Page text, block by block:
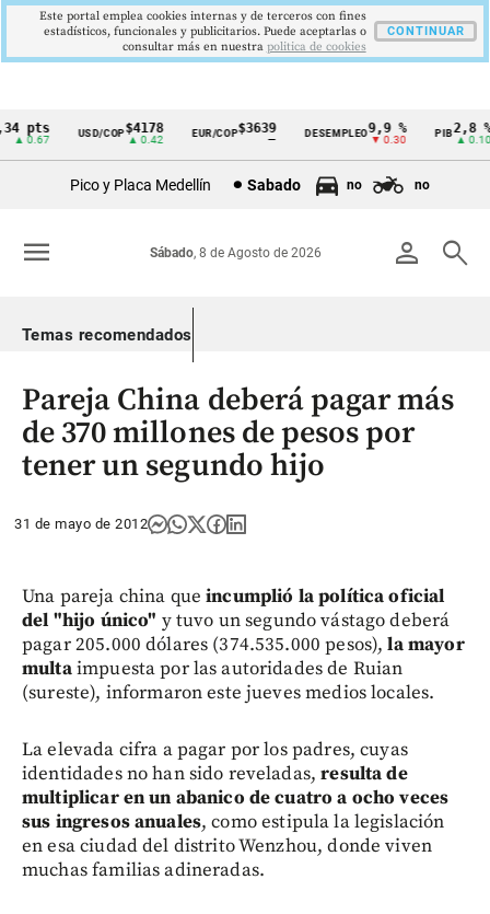
Cintillo
Colombia
pts
0.67
USD/COP$4178
▲ 0.42
EUR/COP$3639 DESEMPLEO9,9 %
▼ 0.30
2,8 %
▲ 0.10
Pico y Placa Medellín Sabado no no
person search
Sábado, 8 de Agosto de 2026
menu
Temas recomendados
Pareja China deberá pagar más
de 370 millones de pesos por
tener un segundo hijo
31 de mayo de 2012
Una pareja china queincumplió la política oficial
del "hijo único" y tuvo un segundo vástago deberá
pagar 205.000 dólares (374.535.000 pesos), la mayor
multaimpuesta por las autoridades de Ruian
(sureste), informaron este jueves medios locales.
La elevada cifra a pagar por los padres, cuyas
identidades no han sido reveladas,resulta de
multiplicar en un abanico de cuatro a ocho veces
sus ingresos anuales, como estipula la legislación
en esa ciudad del distrito Wenzhou, donde viven
muchas familias adineradas.
Este portal emplea cookies internas y de terceros con fines
estadísticos, funcionales y publicitarios. Puede aceptarlas o
consultar más en nuestra politica de cookies
CONTINUAR